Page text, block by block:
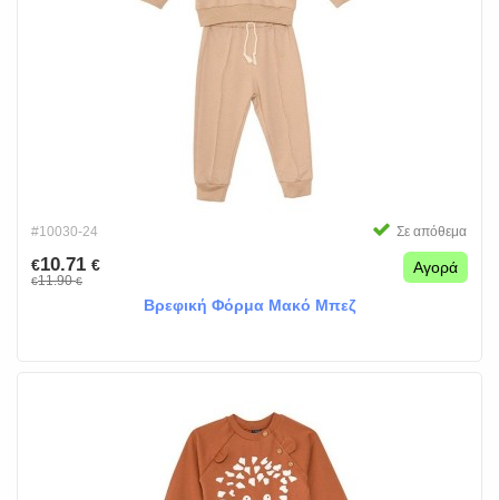
#10030-24 Σε απόθεμα
€10.71 €
€11.90€
Αγορά
Βρεφική Φόρμα Μακό Μπεζ